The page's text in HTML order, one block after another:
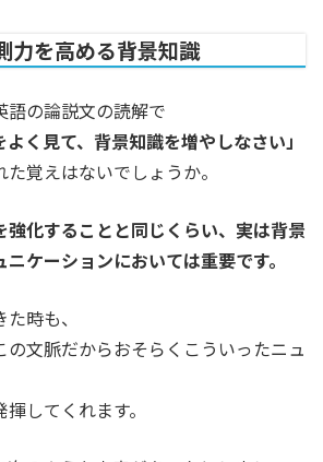
力を高める背景知識
語の論説文の読解で
よく見て、背景知識を増やしなさい」
覚えはないでしょうか。
強化することと同じくらい、実は背景
ケーションにおいては重要です。
時も、
の文脈だからおそらくこういったニュ
してくれます。